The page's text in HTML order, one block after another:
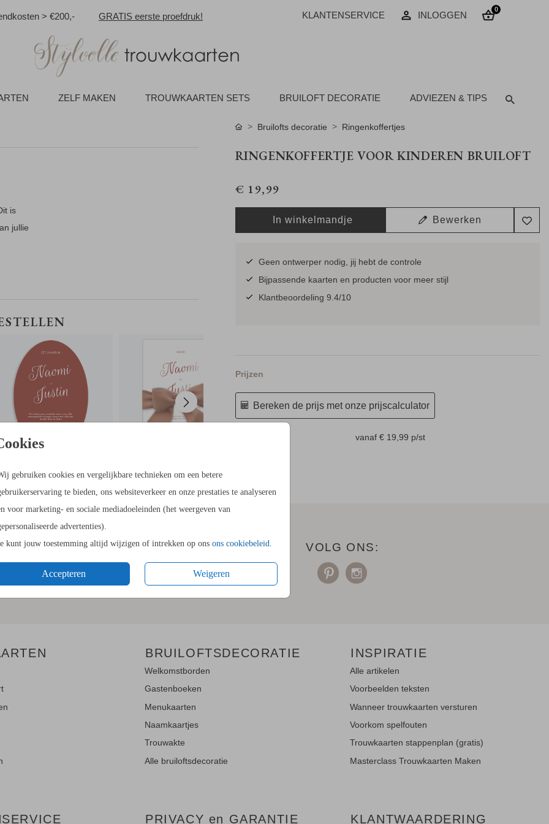
> €200,- GRATIS eerste proefdruk! KLANTENSERVICE INLOGGEN
0
ZELF MAKEN TROUWKAARTEN SETS BRUILOFT DECORATIE ADVIEZEN & TIPS
gebruiken cookies en vergelijkbare technieken om een betere
te bieden, ons websiteverkeer en onze prestaties te analyseren
voor marketing- en sociale mediadoeleinden (het weergeven van
advertenties).
kunt jouw toestemming altijd wijzigen of intrekken op ons ons cookiebeleid.
Accepteren Weigeren
is
jullie
Bruilofts decoratie Ringenkoffertjes
RINGENKOFFERTJE VOOR KINDEREN BRUILOFT
€ 19,99
In winkelmandje Bewerken
Geen ontwerper nodig, jij hebt de controle
Bijpassende kaarten en producten voor meer stijl
Klantbeoordeling 9.4/10
Prijzen
Bereken de prijs met onze prijscalculator
vanaf € 19,99 p/st
UPDATES"!
en blijf op de hoogte van de
VOLG ONS:
BRUILOFTSDECORATIE
Welkomstborden
Gastenboeken
Menukaarten
Naamkaartjes
Trouwakte
Alle bruiloftsdecoratie
INSPIRATIE
Alle artikelen
Voorbeelden teksten
Wanneer trouwkaarten versturen
Voorkom spelfouten
Trouwkaarten stappenplan (gratis)
Masterclass Trouwkaarten Maken
PRIVACY en GARANTIE KLANTWAARDERING